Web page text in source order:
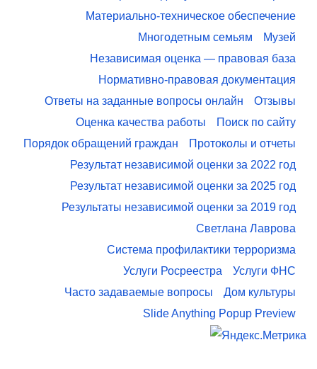
Материально-техническое обеспечение
Многодетным семьям
Музей
Независимая оценка — правовая база
Нормативно-правовая документация
Ответы на заданные вопросы онлайн
Отзывы
Оценка качества работы
Поиск по сайту
Порядок обращений граждан
Протоколы и отчеты
Результат независимой оценки за 2022 год
Результат независимой оценки за 2025 год
Результаты независимой оценки за 2019 год
Светлана Лаврова
Система профилактики терроризма
Услуги Росреестра
Услуги ФНС
Часто задаваемые вопросы
Дом культуры
Slide Anything Popup Preview